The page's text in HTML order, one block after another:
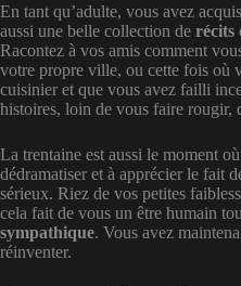
En tant qu’adulte, vous avez
aussi une belle collection de récits
Racontez à vos amis comment
votre propre ville, ou cette fois où
cuisinier et que vous avez failli
histoires, loin de vous faire rougir,
La trentaine est aussi le moment
dédramatiser et à apprécier le fait
sérieux. Riez de vos petites
cela fait de vous un être humain
sympathique. Vous avez
réinventer.